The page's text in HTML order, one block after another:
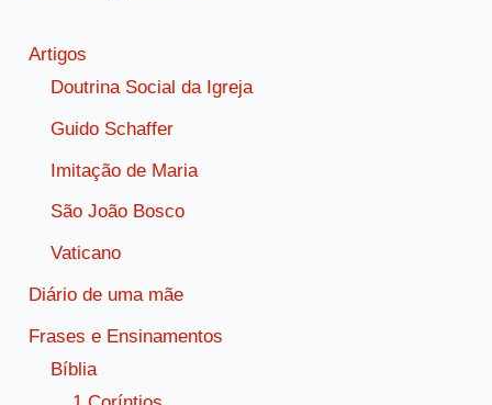
Artigos
Doutrina Social da Igreja
Guido Schaffer
Imitação de Maria
São João Bosco
Vaticano
Diário de uma mãe
Frases e Ensinamentos
Bíblia